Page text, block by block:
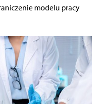
modelu pracy